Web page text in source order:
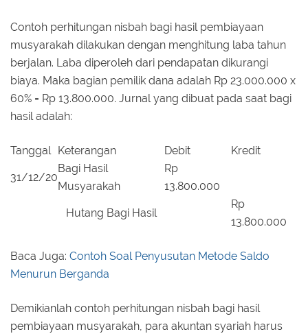
Contoh perhitungan nisbah bagi hasil pembiayaan
musyarakah dilakukan dengan menghitung laba tahun
berjalan. Laba diperoleh dari pendapatan dikurangi
biaya. Maka bagian pemilik dana adalah Rp 23.000.000 x
60% = Rp 13.800.000. Jurnal yang dibuat pada saat bagi
hasil adalah:
Tanggal Keterangan Debit Kredit
31/12/20
Bagi Hasil
Musyarakah
Rp
13.800.000
Hutang Bagi Hasil
Rp
13.800.000
Baca Juga: Contoh Soal Penyusutan Metode Saldo
Menurun Berganda
Demikianlah contoh perhitungan nisbah bagi hasil
pembiayaan musyarakah, para akuntan syariah harus